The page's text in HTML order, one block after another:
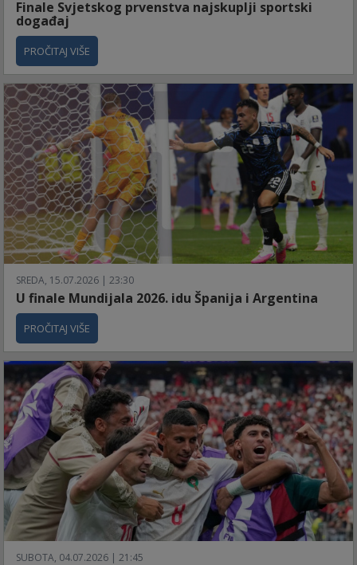
Finale Svjetskog prvenstva najskuplji sportski
događaj
PROČITAJ VIŠE
SREDA, 15.07.2026 | 23:30
U finale Mundijala 2026. idu Španija i Argentina
PROČITAJ VIŠE
SUBOTA, 04.07.2026 | 21:45